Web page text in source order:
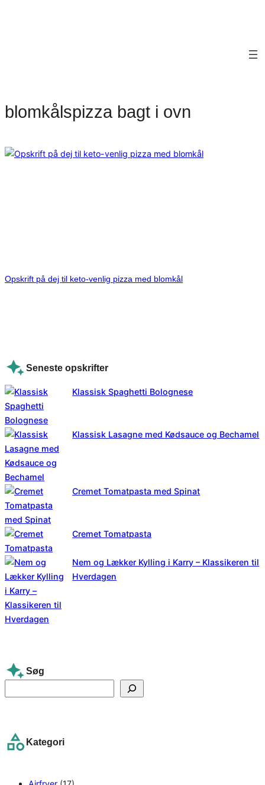
blomkålspizza bagt i ovn
Opskrift på dej til keto-venlig pizza med blomkål
Seneste opskrifter
Klassisk Spaghetti Bolognese
Klassisk Lasagne med Kødsauce og Bechamel
Cremet Tomatpasta med Spinat
Cremet Tomatpasta
Nem og Lækker Kylling i Karry – Klassikeren til
Hverdagen
Søg
e
c
Kategori